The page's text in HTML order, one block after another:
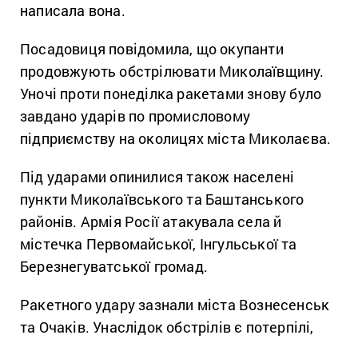
написала вона.
Посадовиця повідомила, що окупанти
продовжують обстрілювати Миколаївщину.
Уночі проти понеділка ракетами знову було
завдано ударів по промисловому
підприємству на околицях міста Миколаєва.
Під ударами опинилися також населені
пункти Миколаївського та Баштанського
районів. Армія Росії атакувала села й
містечка Первомайської, Інгульської та
Березнегуватської громад.
Ракетного удару зазнали міста Вознесенськ
та Очаків. Унаслідок обстрілів є потерпілі,